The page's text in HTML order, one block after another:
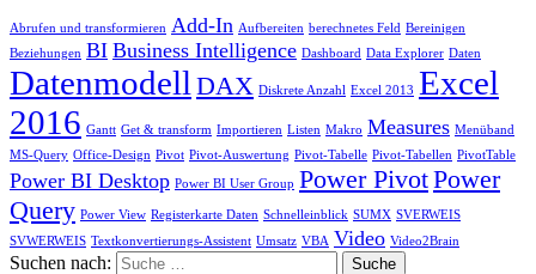
Abrufen und transformieren Add-In Aufbereiten berechnetes Feld Bereinigen
Beziehungen BI Business Intelligence Dashboard Data Explorer Daten
Datenmodell DAX Diskrete Anzahl Excel 2013 Excel
2016 Gantt Get & transform Importieren Listen Makro Measures Menüband
MS-Query Office-Design Pivot Pivot-Auswertung Pivot-Tabelle Pivot-Tabellen PivotTable
Power BI Desktop Power BI User Group Power PivotPower
Query Power View Registerkarte Daten Schnelleinblick SUMX SVERWEIS
SVWERWEIS Textkonvertierungs-Assistent Umsatz VBA Video Video2Brain
Suchen nach: